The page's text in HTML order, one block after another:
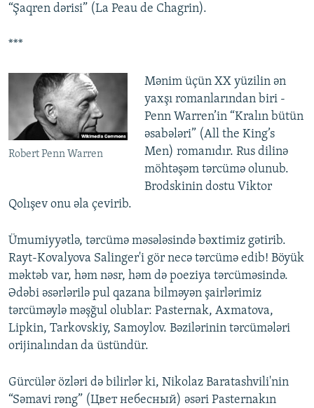
“Şaqren dərisi” (La Peau de Chagrin).
***
Robert Penn Warren
Mənim üçün ХХ yüzilin ən
yaxşı romanlarından biri -
Penn Warren’in “Kralın bütün
əsabələri” (All the King’s
Men) romanıdır. Rus dilinə
möhtəşəm tərcümə olunub.
Brodskinin dostu Viktor
Qolışev onu əla çevirib.
Ümumiyyətlə, tərcümə məsələsində bəxtimiz gətirib.
Rayt-Kovalyova Salinger'i gör necə tərcümə edib! Böyük
məktəb var, həm nəsr, həm də poeziya tərcüməsində.
Ədəbi əsərlərilə pul qazana bilməyən şairlərimiz
tərcüməylə məşğul olublar: Pasternak, Axmatova,
Lipkin, Tarkovskiy, Samoylov. Bəzilərinin tərcümələri
orijinalından da üstündür.
Gürcülər özləri də bilirlər ki, Nikolaz Baratashvili'nin
“Səmavi rəng” (Цвет небесный) əsəri Pasternakın